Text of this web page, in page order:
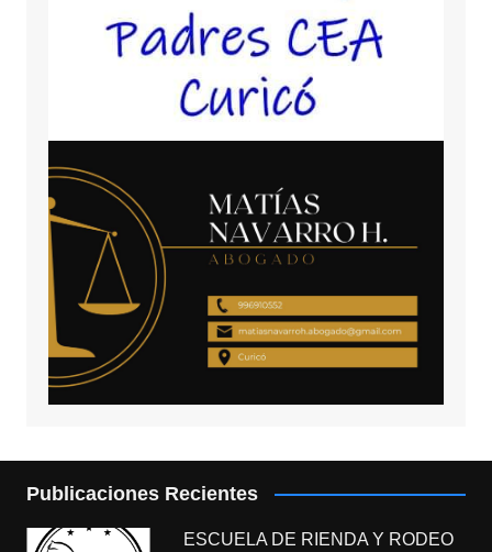
Publicaciones Recientes
ESCUELA DE RIENDA Y RODEO